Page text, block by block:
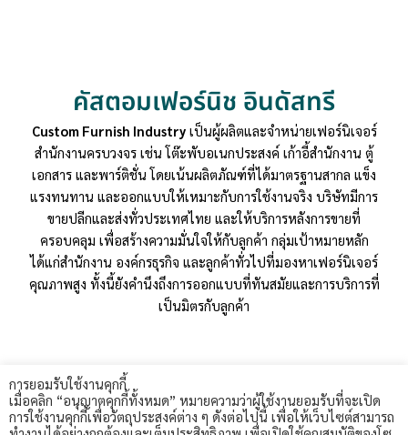
คัสตอมเฟอร์นิช อินดัสทรี
Custom Furnish Industryเป็นผู้ผลิตและจำหน่ายเฟอร์นิเจอร์
สำนักงานครบวงจร เช่น โต๊ะพับอเนกประสงค์ เก้าอี้สำนักงาน ตู้
เอกสาร และพาร์ติชั่น โดยเน้นผลิตภัณฑ์ที่ได้มาตรฐานสากล แข็ง
แรงทนทาน และออกแบบให้เหมาะกับการใช้งานจริง บริษัทมีการ
ขายปลีกและส่งทั่วประเทศไทย และให้บริการหลังการขายที่
ครอบคลุม เพื่อสร้างความมั่นใจให้กับลูกค้า กลุ่มเป้าหมายหลัก
ได้แก่สำนักงาน องค์กรธุรกิจ และลูกค้าทั่วไปที่มองหาเฟอร์นิเจอร์
คุณภาพสูง ทั้งนี้ยังคำนึงถึงการออกแบบที่ทันสมัยและการบริการที่
เป็นมิตรกับลูกค้า
การยอมรับใช้งานคุกกี้
เมื่อคลิก “อนุญาตคุกกี้ทั้งหมด” หมายความว่าผู้ใช้งานยอมรับที่จะเปิด
การใช้งานคุกกี้เพื่อวัตถุประสงค์ต่าง ๆ ดังต่อไปนี้ เพื่อให้เว็บไซต์สามารถ